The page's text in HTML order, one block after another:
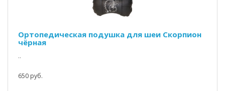
Ортопедическая подушка для шеи Скорпион
чёрная
..
650 руб.